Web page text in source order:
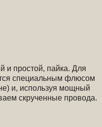
и простой, пайка. Для
специальным флюсом
и, используя мощный
скрученные провода.